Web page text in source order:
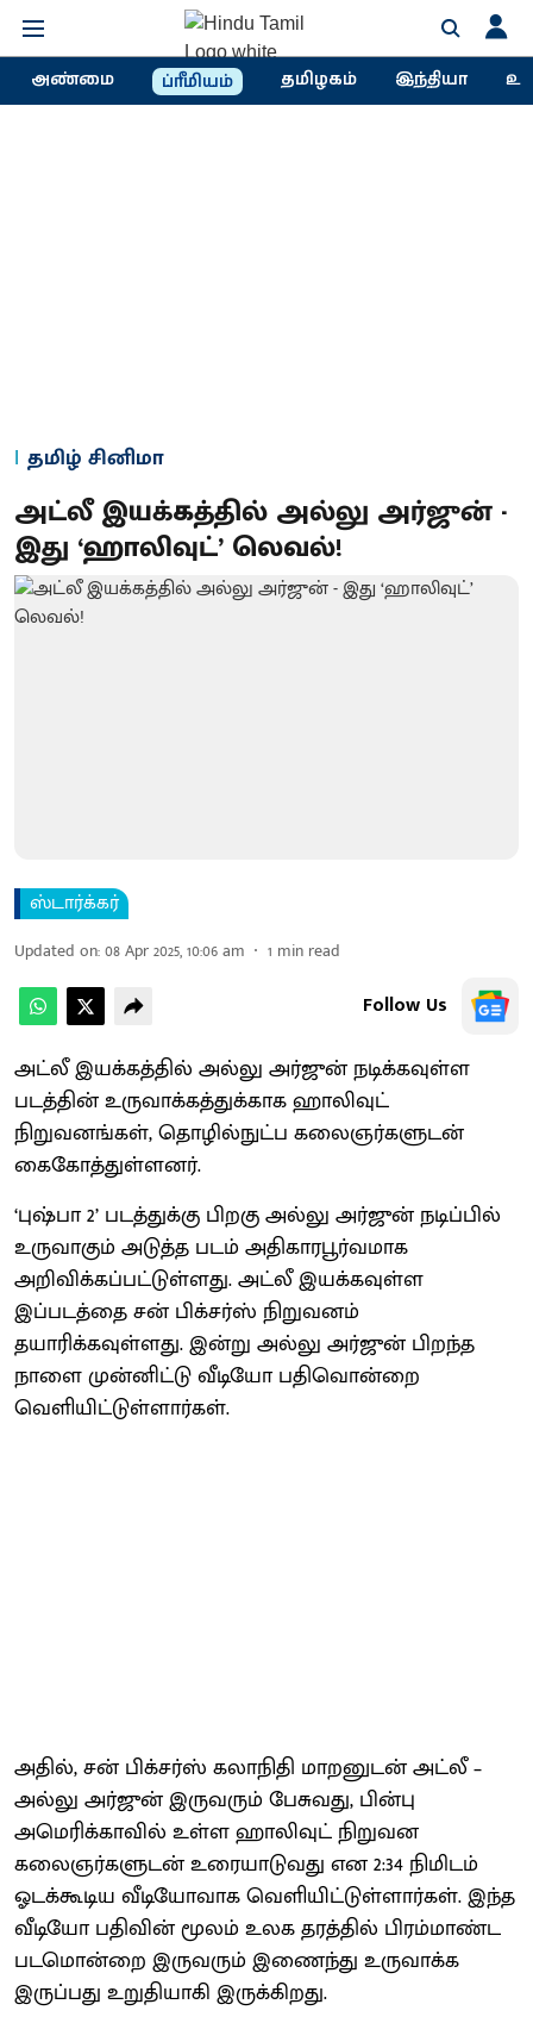
அண்மை ப்ரீமியம் தமிழகம் இந்தியா
தமிழ் சினிமா
அட்லீ இயக்கத்தில் அல்லு அர்ஜுன் -
இது ‘ஹாலிவுட்’ லெவல்!
ஸ்டார்க்கர்
Updated on:08 Apr 2025, 10:06 am 1 min read
Follow Us
அட்லீ இயக்கத்தில் அல்லு அர்ஜுன் நடிக்கவுள்ள
படத்தின் உருவாக்கத்துக்காக ஹாலிவுட்
நிறுவனங்கள், தொழில்நுட்ப கலைஞர்களுடன்
கைகோத்துள்ளனர்.
‘புஷ்பா 2’ படத்துக்கு பிறகு அல்லு அர்ஜுன் நடிப்பில்
உருவாகும் அடுத்த படம் அதிகாரபூர்வமாக
அறிவிக்கப்பட்டுள்ளது. அட்லீ இயக்கவுள்ள
இப்படத்தை சன் பிக்சர்ஸ் நிறுவனம்
தயாரிக்கவுள்ளது. இன்று அல்லு அர்ஜுன் பிறந்த
நாளை முன்னிட்டு வீடியோ பதிவொன்றை
வெளியிட்டுள்ளார்கள்.
அதில், சன் பிக்சர்ஸ் கலாநிதி மாறனுடன் அட்லீ –
அல்லு அர்ஜுன் இருவரும் பேசுவது, பின்பு
அமெரிக்காவில் உள்ள ஹாலிவுட் நிறுவன
கலைஞர்களுடன் உரையாடுவது என 2:34 நிமிடம்
ஓடக்கூடிய வீடியோவாக வெளியிட்டுள்ளார்கள். இந்த
வீடியோ பதிவின் மூலம் உலக தரத்தில் பிரம்மாண்ட
படமொன்றை இருவரும் இணைந்து உருவாக்க
இருப்பது உறுதியாகி இருக்கிறது.